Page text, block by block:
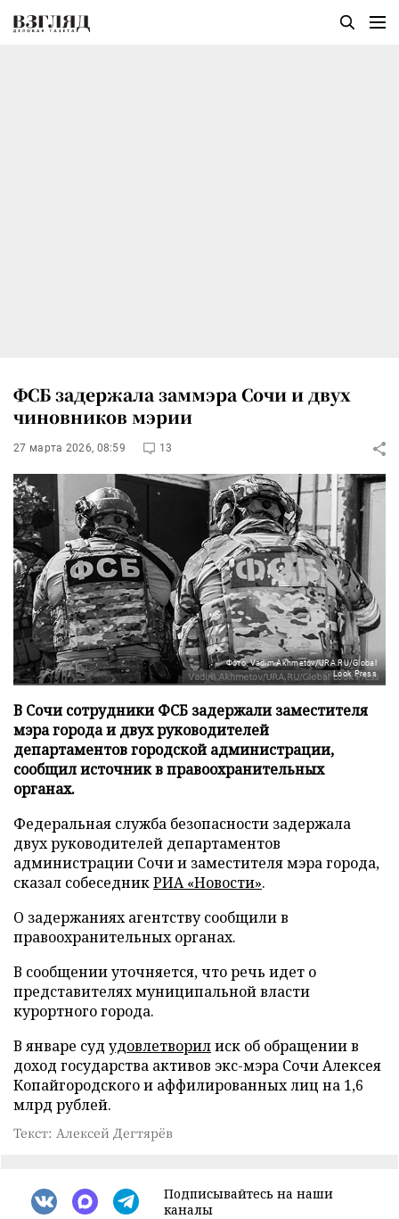
ФСБ задержала заммэра Сочи и двух
чиновников мэрии
27 марта 2026, 08:59 13
Фото: Vadim Akhmetov/URA.RU/Global
Look Press
В Сочи сотрудники ФСБ задержали заместителя
мэра города и двух руководителей
департаментов городской администрации,
сообщил источник в правоохранительных
органах.
Федеральная служба безопасности задержала
двух руководителей департаментов
администрации Сочи и заместителя мэра города,
сказал собеседникРИА «Новости».
О задержаниях агентству сообщили в
правоохранительных органах.
В сообщении уточняется, что речь идет о
представителях муниципальной власти
курортного города.
В январе суд удовлетворилиск об обращении в
доход государства активов экс-мэра Сочи Алексея
Копайгородского и аффилированных лиц на 1,6
млрд рублей.
Текст: Алексей Дегтярёв
Подписывайтесь на наши
каналы